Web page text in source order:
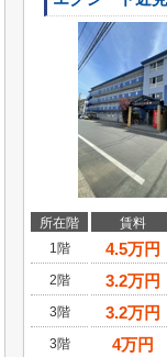
所在階 賃料
1階
4.5万円
2階
3.2万円
3階
3.2万円
3階
4万円